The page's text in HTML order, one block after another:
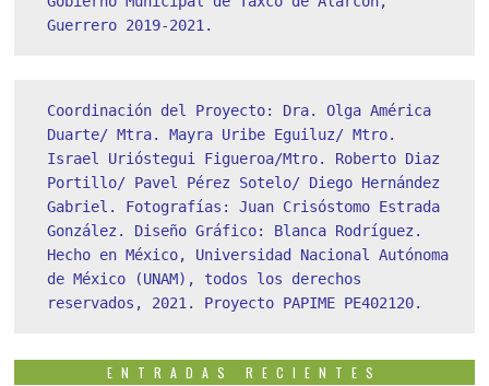
Guerrero 2019-2021.
Coordinación del Proyecto: Dra. Olga América
Duarte/ Mtra. Mayra Uribe Eguiluz/ Mtro.
Israel Urióstegui Figueroa/Mtro. Roberto Diaz
Portillo/ Pavel Pérez Sotelo/ Diego Hernández
Gabriel. Fotografías: Juan Crisóstomo Estrada
González. Diseño Gráfico: Blanca Rodríguez.
Hecho en México, Universidad Nacional Autónoma
de México (UNAM), todos los derechos
reservados, 2021. Proyecto PAPIME PE402120.
ENTRADAS RECIENTES